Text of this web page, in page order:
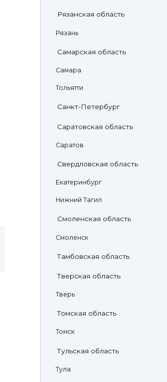
Рязанская область
Рязань
Самарская область
Самара
Тольятти
Санкт-Петербург
Саратовская область
Саратов
Свердловская область
Екатеринбург
Нижний Тагил
Смоленская область
Смоленск
Тамбовская область
Тверская область
Тверь
Томская область
Томск
Тульская область
Тула